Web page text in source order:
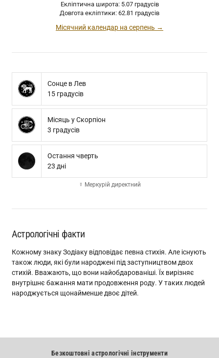
Екліптична широта: 5.07 градусів
Довгота екліптики: 62.81 градусів
Місячний календар на серпень →
Сонце в Лев
15 градусів
Місяць у Скорпіон
3 градусів
Остання чверть
23 дні
☿ Меркурій директний
Астрологічні факти
Кожному знаку Зодіаку відповідає певна стихія. Але існують
також люди, які були народжені під заступництвом двох
стихій. Вважають, що вони найобдарованіші. Їх вирізняє
внутрішнє бажання мати продовження роду. У таких людей
народжується щонайменше двоє дітей.
Безкоштовні астрологічні інструменти